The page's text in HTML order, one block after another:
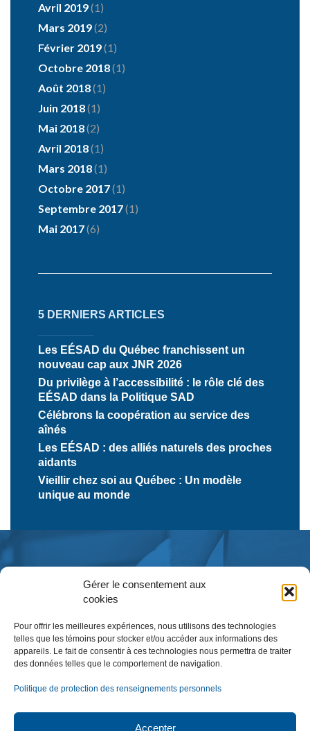
Gérer le consentement aux
cookies
Pour offrir les meilleures expériences, nous utilisons des technologies
telles que les témoins pour stocker et/ou accéder aux informations des
appareils. Le fait de consentir à ces technologies nous permettra de traiter
des données telles que le comportement de navigation.
Politique de protection des renseignements personnels
Accepter
Avril 2019(1)
Mars 2019(2)
Février 2019(1)
Octobre 2018(1)
Août 2018(1)
Juin 2018(1)
Mai 2018(2)
Avril 2018(1)
Mars 2018(1)
Octobre 2017(1)
Septembre 2017(1)
Mai 2017(6)
5 DERNIERS ARTICLES
Les EÉSAD du Québec franchissent un
nouveau cap aux JNR 2026
Du privilège à l’accessibilité : le rôle clé des
EÉSAD dans la Politique SAD
Célébrons la coopération au service des
aînés
Les EÉSAD : des alliés naturels des proches
aidants
Vieillir chez soi au Québec : Un modèle
unique au monde
Inscription à l’infolettre